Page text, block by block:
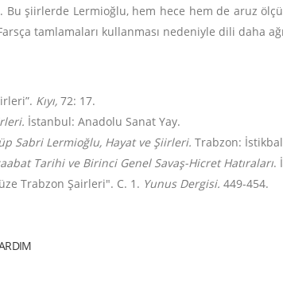
Bu şiirlerde Lermioğlu, hem hece hem de aruz
tamlamaları kullanması nedeniyle dili daha
Kıyı, 72: 17.
İstanbul: Anadolu Sanat Yay.
Sabri Lermioğlu, Hayat ve Şiirleri. Trabzon:
Tarihi ve Birinci Genel Savaş-Hicret Hatıraları.
Trabzon Şairleri". C. 1. Yunus Dergisi. 449-454.